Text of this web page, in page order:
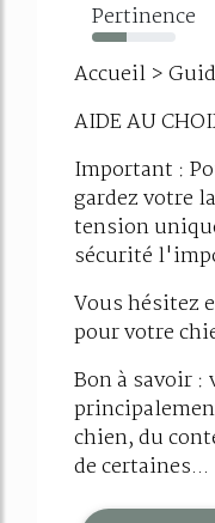
Pertinence
42%
Accueil >
AIDE AU
Important :
gardez votre
tension
sécurité
Vous hésitez
pour votre
Bon à savoir :
chien, du
de certaines...